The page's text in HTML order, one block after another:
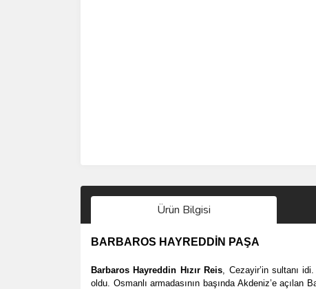
Ürün Bilgisi
BARBAROS HAYREDDİN PAŞA
Barbaros Hayreddin Hızır Reis , Cezayir’in sultanı idi.
oldu. Osmanlı armadasının başında Akdeniz’e